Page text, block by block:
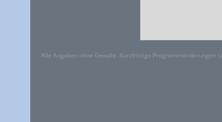
Alle Angaben ohne Gewähr. Kurzfristige Programmänderungen